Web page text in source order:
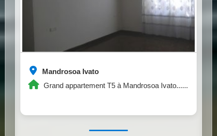
Mandrosoa Ivato
Grand appartement T5 à Mandrosoa Ivato......